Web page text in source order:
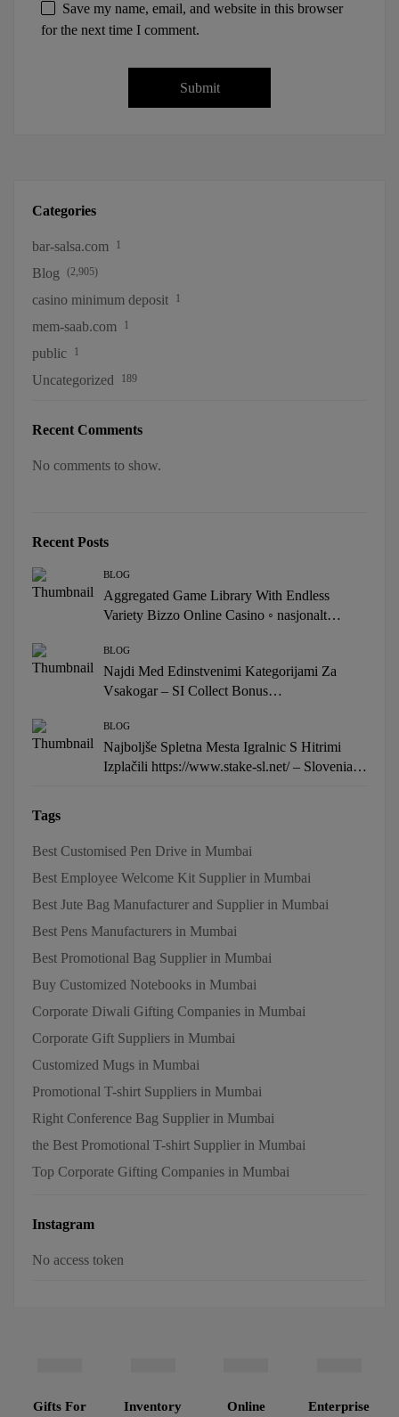
Save my name, email, and website in this browser
for the next time I comment.
Categories
bar-salsa.com 1
Blog (2,905)
casino minimum deposit 1
mem-saab.com 1
public 1
Uncategorized 189
Recent Comments
No comments to show.
Recent Posts
BLOG
Aggregated Game Library With Endless
Variety Bizzo Online Casino ◦ nasjonalt
BLOG
Najdi Med Edinstvenimi Kategorijami Za
Vsakogar – SI Collect Bonus
BLOG
Najboljše Spletna Mesta Igralnic S Hitrimi
Izplačili https://www.stake-sl.net/ – Slovenia
Tags
Best Customised Pen Drive in Mumbai
Best Employee Welcome Kit Supplier in Mumbai
Best Jute Bag Manufacturer and Supplier in Mumbai
Best Pens Manufacturers in Mumbai
Best Promotional Bag Supplier in Mumbai
Buy Customized Notebooks in Mumbai
Corporate Diwali Gifting Companies in Mumbai
Corporate Gift Suppliers in Mumbai
Customized Mugs in Mumbai
Promotional T-shirt Suppliers in Mumbai
Right Conference Bag Supplier in Mumbai
the Best Promotional T-shirt Supplier in Mumbai
Top Corporate Gifting Companies in Mumbai
Instagram
No access token
Gifts For
Inventory
Online
Enterprise